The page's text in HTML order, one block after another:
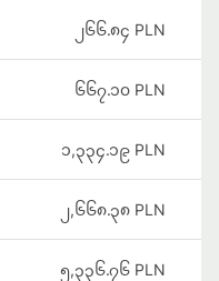
၂၆၆.၈၄ PLN
၆၆၇.၁၀ PLN
၁,၃၃၄.၁၉ PLN
၂,၆၆၈.၃၈ PLN
၅,၃၃၆.၇၆ PLN